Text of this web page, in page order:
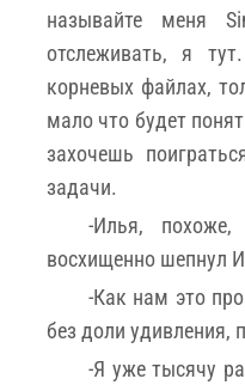
называйте меня
отслеживать, я
корневых файлах,
мало что будет
захочешь
задачи.
-Илья,
восхищенно шепнул
-Как нам это
без доли удивления,
-Я уже тысячу